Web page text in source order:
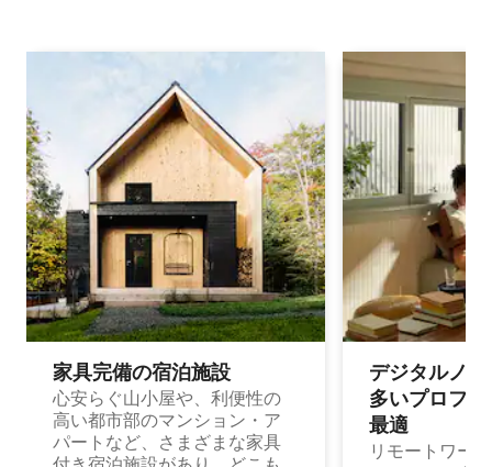
家具完備の宿⁠泊⁠施⁠設
心安らぐ山小屋や、利便性の
高い都市部のマンション・ア
パートなど、さまざまな家具
デジタルノ
多⁠いプ⁠ロ⁠フ⁠
最⁠適
リモートワー